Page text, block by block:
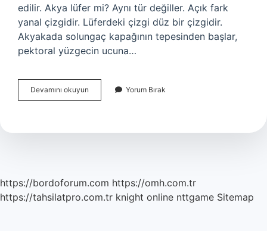
edilir. Akya lüfer mi? Aynı tür değiller. Açık fark
yanal çizgidir. Lüferdeki çizgi düz bir çizgidir.
Akyakada solungaç kapağının tepesinden başlar,
pektoral yüzgecin ucuna…
Devamını okuyun
Diğer
Yorum Bırak
https://bordoforum.com https://omh.com.tr
https://tahsilatpro.com.tr knight online nttgame Sitemap